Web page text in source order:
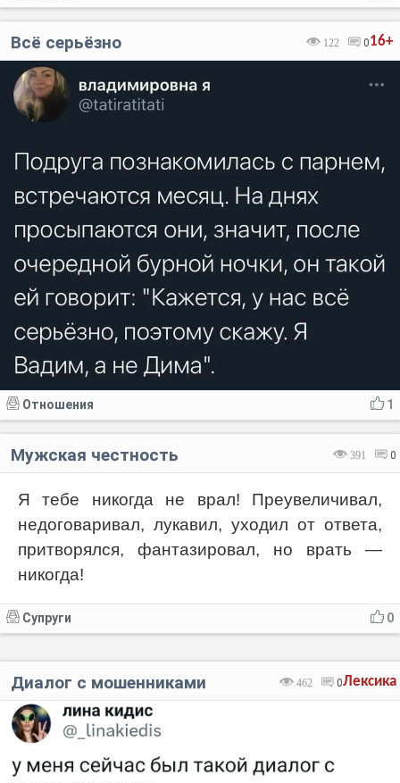
16+
122 0
Всё серьёзно
1
Отношения
391 0
Мужская честность
Я тебе никогда не врал! Преувеличивал,
недоговаривал, лукавил, уходил от ответа,
притворялся, фантазировал, но врать —
никогда!
0
Супруги
Лексика
462 0
Диалог с мошенниками